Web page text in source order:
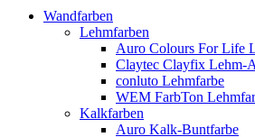
Wandfarben
Lehmfarben
Auro Colours For Life
Claytec Clayfix Lehm-
conluto Lehmfarbe
WEM FarbTon
Kalkfarben
Auro Kalk-Buntfarbe